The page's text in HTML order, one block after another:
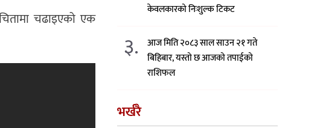
चढाइएको एक
केवलकारको निःशुल्क टिकट
३.
आज मिति २०८३ साल साउन २१ गते
बिहिबार, यस्तो छ आजको तपाईको
राशिफल
भर्खरै